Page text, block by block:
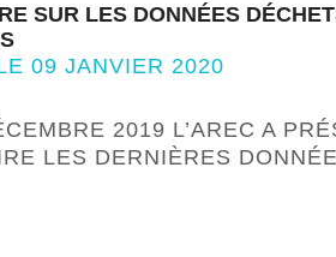
SUR LES DONNÉES
09 JANVIER 2020
2019 L’AREC A
LES DERNIÈRES